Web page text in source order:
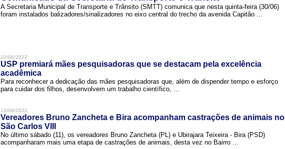
A Secretaria Municipal de Transporte e Trânsito (SMTT) comunica que nesta quinta-feira (30/06)
foram instalados balizadores/sinalizadores no eixo central do trecho da avenida Capitão ...
20/06/2022
USP premiará mães pesquisadoras que se destacam pela excelência
acadêmica
Para reconhecer a dedicação das mães pesquisadoras que, além de dispender tempo e esforço
para cuidar dos filhos, desenvolvem um trabalho científico, ...
13/06/2022
Vereadores Bruno Zancheta e Bira acompanham castrações de animais no
São Carlos VIII
No último sábado (11), os vereadores Bruno Zancheta (PL) e Ubirajara Teixeira - Bira (PSD)
acompanharam mais uma etapa de castrações de animais, desta vez no Bairro ...